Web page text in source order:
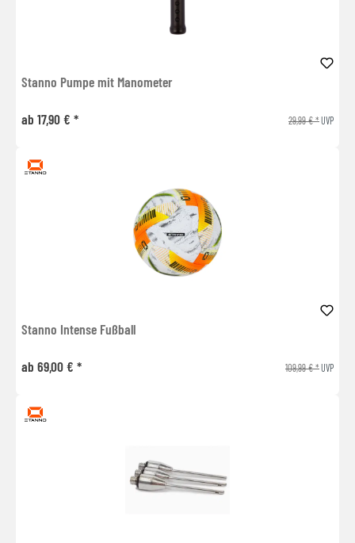
Stanno Pumpe mit Manometer
ab 17,90 € * 29,99 € *UVP
Stanno Intense Fußball
ab 69,00 € * 109,99 € *UVP